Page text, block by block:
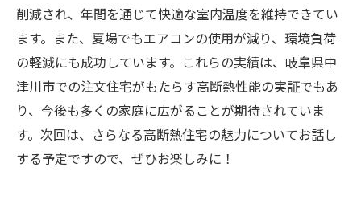
削減され、年間を通じて快適な室内温度を維持できてい
ます。また、夏場でもエアコンの使用が減り、環境負荷
の軽減にも成功しています。これらの実績は、岐阜県中
津川市での注文住宅がもたらす高断熱性能の実証でもあ
り、今後も多くの家庭に広がることが期待されていま
す。次回は、さらなる高断熱住宅の魅力についてお話し
する予定ですので、ぜひお楽しみに！